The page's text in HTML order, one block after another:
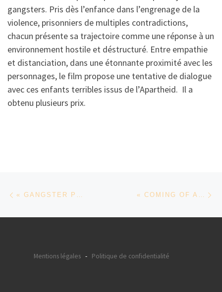
gangsters. Pris dès l’enfance dans l’engrenage de la
violence, prisonniers de multiples contradictions,
chacun présente sa trajectoire comme une réponse à un
environnement hostile et déstructuré. Entre empathie
et distanciation, dans une étonnante proximité avec les
personnages, le film propose une tentative de dialogue
avec ces enfants terribles issus de l’Apartheid. Il a
obtenu plusieurs prix.
Parcourir les articles
Mentions légales- Politique de confidentialité